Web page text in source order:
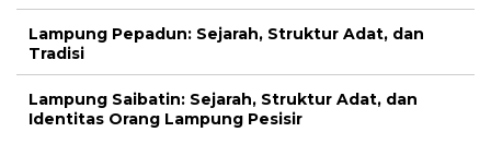
Lampung Pepadun: Sejarah, Struktur Adat, dan
Tradisi
Lampung Saibatin: Sejarah, Struktur Adat, dan
Identitas Orang Lampung Pesisir